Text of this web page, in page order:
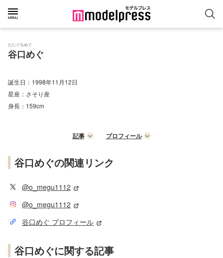
たにぐちめぐ
谷口めぐ
誕生日： 1998年11月12日
星座： さそり座
身長： 159cm
記事 プロフィール
谷口めぐの関連リンク
@o_megu1112
@o_megu1112
谷口めぐ プロフィール
谷口めぐに関する記事